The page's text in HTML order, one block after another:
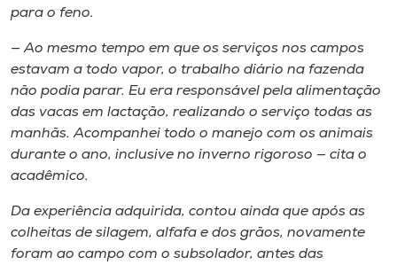
para o feno.
— Ao mesmo tempo em que os serviços nos campos
estavam a todo vapor, o trabalho diário na fazenda
não podia parar. Eu era responsável pela alimentação
das vacas em lactação, realizando o serviço todas as
manhãs. Acompanhei todo o manejo com os animais
durante o ano, inclusive no inverno rigoroso — cita o
acadêmico.
Da experiência adquirida, contou ainda que após as
colheitas de silagem, alfafa e dos grãos, novamente
foram ao campo com o subsolador, antes das